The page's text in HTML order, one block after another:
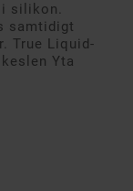
silikon.
samtidigt
True Liquid-
Yta